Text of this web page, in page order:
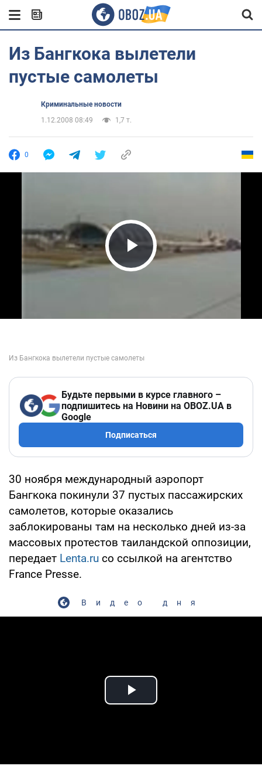
Из Бангкока вылетели
пустые самолеты
Криминальные новости
1.12.2008 08:49
1,7 т.
0
Play Video
Будьте первыми в курсе главного –
подпишитесь на Новини на OBOZ.UA в
Google
Подписаться
30 ноября международный аэропорт
Бангкока покинули 37 пустых пассажирских
самолетов, которые оказались
заблокированы там на несколько дней из-за
массовых протестов таиландской оппозиции,
передает Lenta.ru со ссылкой на агентство
France Presse.
Видео дня
Play Video